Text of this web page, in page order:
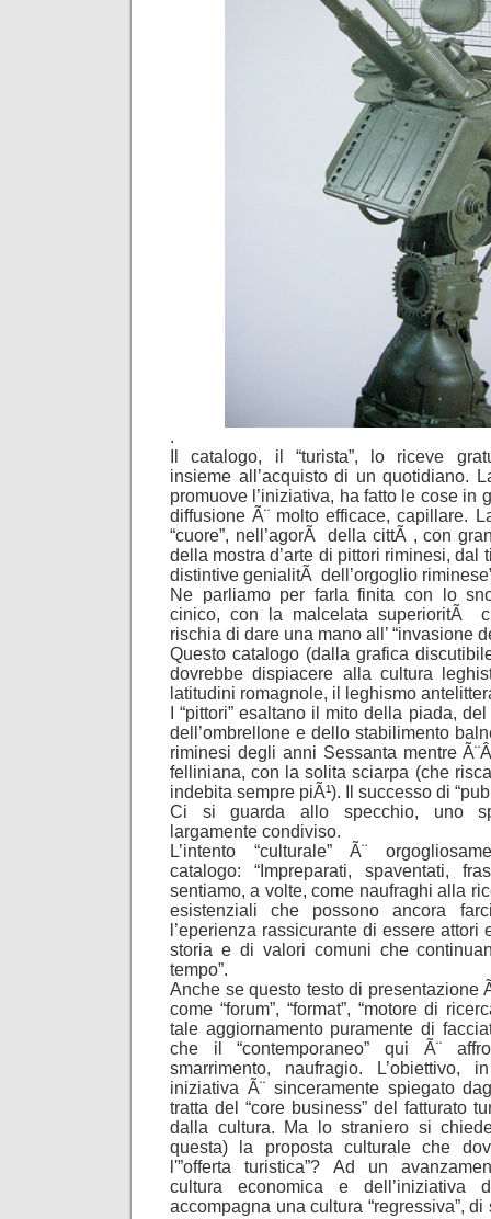
.
Il catalogo, il “turista”, lo riceve
insieme all’acquisto di un quotidiano.
promuove l’iniziativa, ha fatto le cose in
diffusione Ã¨ molto efficace, capillare.
“cuore”, nell’agorÃ della cittÃ , con
della mostra d’arte di pittori riminesi, dal
distintive genialitÃ dell’orgoglio
Ne parliamo per farla finita con lo
cinico, con la malcelata superioritÃ
rischia di dare una mano all’ “invasione
Questo catalogo (dalla grafica
dovrebbe dispiacere alla cultura
latitudini romagnole, il leghismo
I “pittori” esaltano il mito della piada,
dell’ombrellone e dello stabilimento
riminesi degli anni Sessanta mentre
felliniana, con la solita sciarpa (che
indebita sempre piÃ¹). Il successo di
Ci si guarda allo specchio, uno
largamente condiviso.
L’intento “culturale” Ã¨
catalogo: “Impreparati, spaventati,
sentiamo, a volte, come naufraghi alla
esistenziali che possono ancora
l’eperienza rassicurante di essere
storia e di valori comuni che
tempo”.
Anche se questo testo di presentazione
come “forum”, “format”, “motore di
tale aggiornamento puramente di
che il “contemporaneo” qui Ã¨
smarrimento, naufragio.
iniziativa Ã¨ sinceramente spiegato
tratta del “core business” del fatturato
dalla cultura. Ma lo straniero si
questa) la proposta culturale che
l'”offerta turistica”? Ad un
cultura economica e dell’iniziativa
accompagna una cultura “regressiva”,